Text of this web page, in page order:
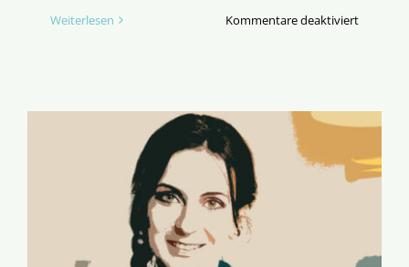
Weiterlesen Kommentare deaktiviertfür
ist